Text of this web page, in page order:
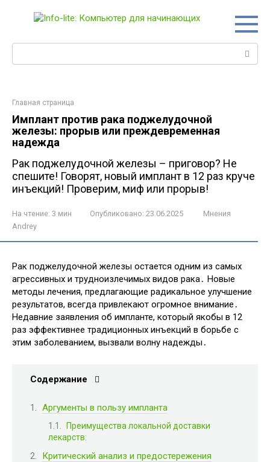
Главная страница
Имплант против рака поджелудочной
железы: прорыв или преждевременная
надежда
Рак поджелудочной железы – приговор? Не
спешите! Говорят, новый имплант в 12 раз круче
инъекций! Проверим, миф или прорыв!
На чтение: 3 мин Опубликовано: 23.06.2025
Мнения
Andrey
Рак поджелудочной железы остается одним из самых
агрессивных и трудноизлечимых видов рака․ Новые
методы лечения, предлагающие радикальное улучшение
результатов, всегда привлекают огромное внимание․
Недавние заявления об импланте, который якобы в 12
раз эффективнее традиционных инъекций в борьбе с
этим заболеванием, вызвали волну надежды․
Содержание
Аргументы в пользу импланта
Преимущества локальной доставки
лекарств:
Критический анализ и предостережения